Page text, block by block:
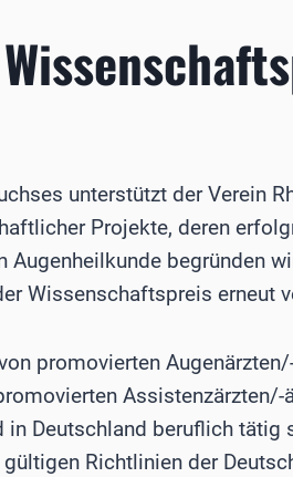
unterstützt der Verein
Projekte, deren
begründen
Wissenschaftspreis erneut
promovierten
Assistenzärzten/-
Deutschland beruflich tätig
Richtlinien der